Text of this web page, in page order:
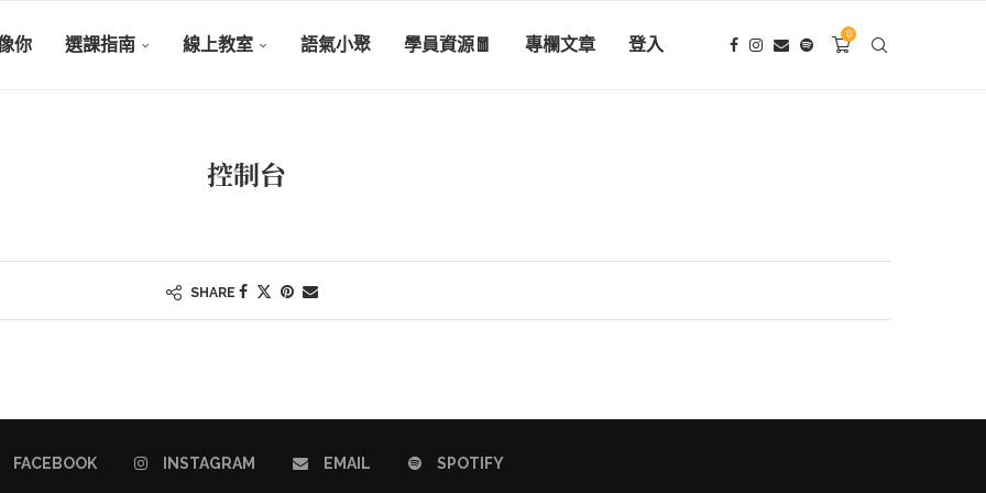
你 選課指南 線上教室 語氣小聚 學員資源🧧 專欄文章 登入 0
控制台
SHARE
FACEBOOK INSTAGRAM EMAIL SPOTIFY